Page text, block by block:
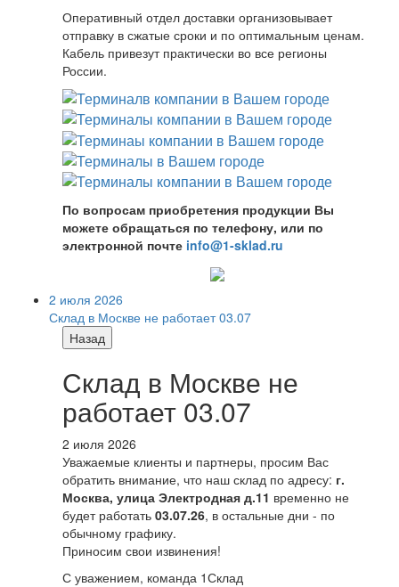
Оперативный отдел доставки организовывает
отправку в сжатые сроки и по оптимальным ценам.
Кабель привезут практически во все регионы
России.
По вопросам приобретения продукции Вы
можете обращаться по телефону, или по
электронной почте info@1-sklad.ru
2 июля 2026
Склад в Москве не работает 03.07
Назад
Склад в Москве не
работает 03.07
2 июля 2026
Уважаемые клиенты и партнеры, просим Вас
обратить внимание, что наш склад по адресу: г.
Москва, улица Электродная д.11 временно не
будет работать 03.07.26, в остальные дни - по
обычному графику.
Приносим свои извинения!
С уважением, команда 1Склад